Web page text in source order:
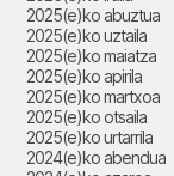
2025(e)ko abuztua
2025(e)ko uztaila
2025(e)ko maiatza
2025(e)ko apirila
2025(e)ko martxoa
2025(e)ko otsaila
2025(e)ko urtarrila
2024(e)ko abendua